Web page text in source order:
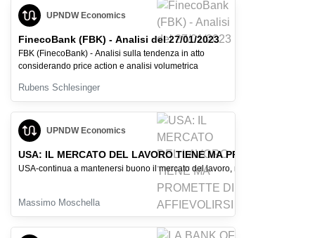
UPNDW Economics
FinecoBank (FBK) - Analisi del 27/01/2023
FBK (FinecoBank) - Analisi sulla tendenza in atto
considerando price action e analisi volumetrica
Rubens Schlesinger
UPNDW Economics
USA: IL MERCATO DEL LAVORO TIENE MA PROMETTE DI
USA-continua a mantenersi buono il mercato del lavoro, ma il PIL in
Massimo Moschella